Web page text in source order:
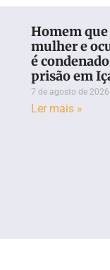
Homem
mulher e
é
prisão em
7 de agosto de 2026
Ler mais »